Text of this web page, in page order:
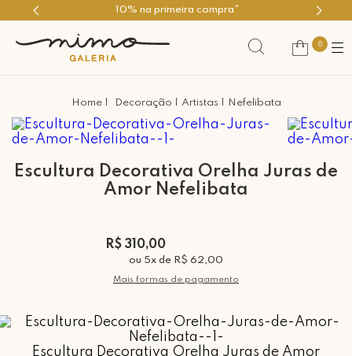
10% na primeira compra*
0
Decoração Artistas Nefelibata
Escultura Decorativa Orelha Juras de
Amor Nefelibata
R$ 310,00
ou 5x de R$ 62,00
Mais formas de pagamento
Escultura Decorativa Orelha Juras de Amor